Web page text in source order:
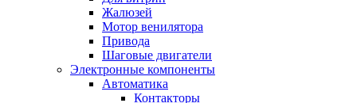
Жалюзей
Мотор венилятора
Привода
Шаговые двигатели
Электронные компоненты
Автоматика
Контакторы